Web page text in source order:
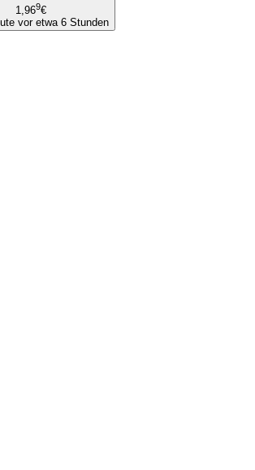
1,969€
vor etwa 6 Stunden